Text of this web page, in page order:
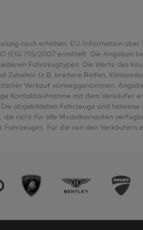
noch erhöhen. EU-Information
715/2007 ermittelt. Die Angaben
Fahrzeugtypen. Die Werte des
Zubehör (z.B. breitere Reifen,
Verkauf vorweggenommen.
Kontaktaufnahme mit dem Verkäufer
abgebildeten Fahrzeuge sind
nicht für alle Modellvarianten
Für die von den